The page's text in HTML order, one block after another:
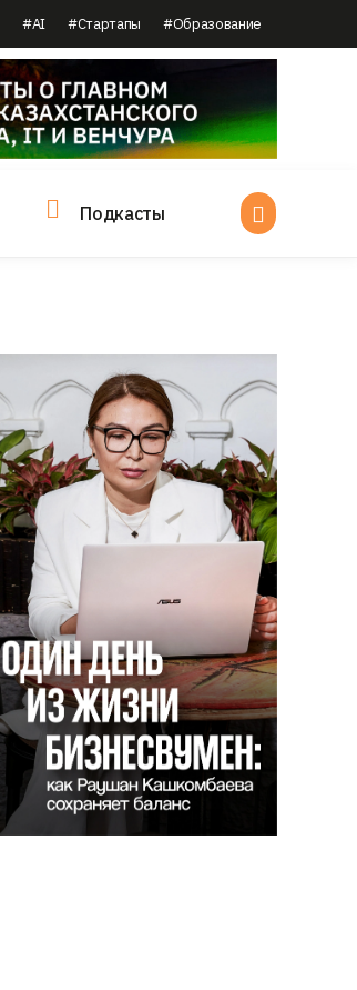
#AI #Стартапы #Образование
Подкасты